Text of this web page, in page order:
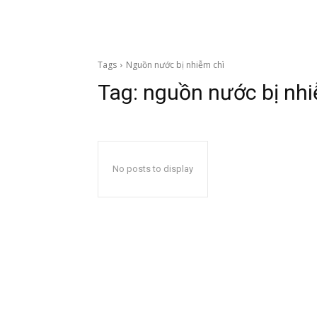
Tags Nguồn nước bị nhiễm chì
Tag: nguồn nước bị
No posts to display